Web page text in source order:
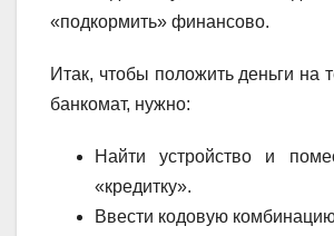
«подкормить» финансово.
Итак, чтобы положить деньги на
банкомат, нужно:
Найти устройство и
«кредитку».
Ввести кодовую